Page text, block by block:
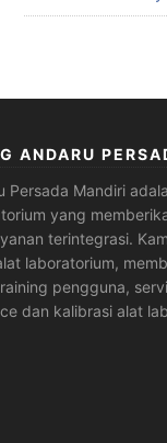
ANDARU
Persada Mandiri
yang
terintegrasi.
laboratorium,
pengguna,
dan kalibrasi alat